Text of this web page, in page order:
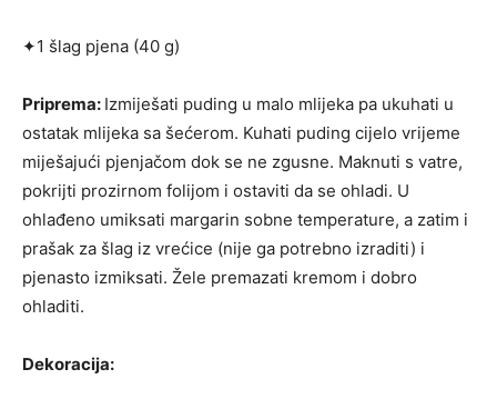
✦1 šlag pjena (40 g)
Priprema: Izmiješati puding u malo mlijeka pa uku­hati u
ostatak mlijeka sa šećerom. Kuhati puding ci­jelo vrijeme
miješajući pjenjačom dok se ne zgusne. Maknuti s vatre,
pokrijti prozirnom folijom i ostaviti da se ohladi. U
ohlađeno umiksati margarin sobne temperature, a zatim i
prašak za šlag iz vrećice (nije ga potrebno izraditi) i
pjenasto izmiksati. Žele pre­mazati kremom i dobro
ohladiti.
Dekoracija: